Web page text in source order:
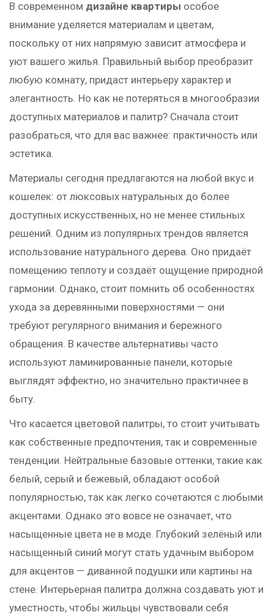
В современном дизайне квартиры особое
внимание уделяется материалам и цветам,
поскольку от них напрямую зависит атмосфера и
уют вашего жилья. Правильный выбор преобразит
любую комнату, придаст интерьеру характер и
элегантность. Но как не потеряться в многообразии
доступных материалов и палитр? Сначала стоит
разобраться, что для вас важнее: практичность или
эстетика.
Материалы сегодня предлагаются на любой вкус и
кошелек: от люксовых натуральных до более
доступных искусственных, но не менее стильных
решений. Одним из популярных трендов является
использование натурального дерева. Оно придаёт
помещению теплоту и создаёт ощущение природной
гармонии. Однако, стоит помнить об особенностях
ухода за деревянными поверхностями — они
требуют регулярного внимания и бережного
обращения. В качестве альтернативы часто
используют ламинированные панели, которые
выглядят эффектно, но значительно практичнее в
быту.
Что касается цветовой палитры, то стоит учитывать
как собственные предпочтения, так и современные
тенденции. Нейтральные базовые оттенки, такие как
белый, серый и бежевый, обладают особой
популярностью, так как легко сочетаются с любыми
акцентами. Однако это вовсе не означает, что
насыщенные цвета не в моде. Глубокий зелёный или
насыщенный синий могут стать удачным выбором
для акцентов — диванной подушки или картины на
стене. Интерьерная палитра должна создавать уют и
уместность, чтобы жильцы чувствовали себя